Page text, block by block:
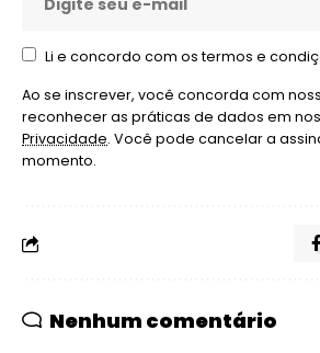
Li e concordo com os termos e
Ao se inscrever, você concorda com
reconhecer as práticas de dados em
Privacidade. Você pode cancelar a
momento.
Nenhum comentário